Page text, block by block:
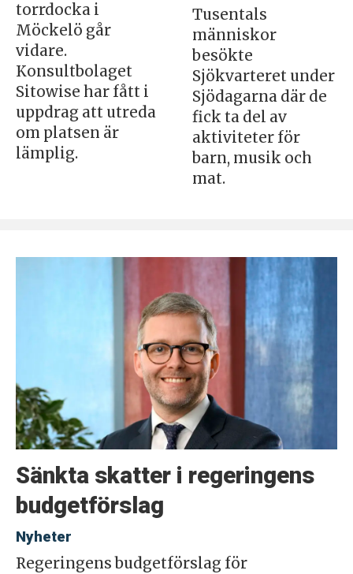
torrdocka i
Möckelö går
vidare.
Konsultbolaget
Sitowise har fått i
uppdrag att utreda
om platsen är
lämplig.
Tusentals
människor
besökte
Sjökvarteret under
Sjödagarna där de
fick ta del av
aktiviteter för
barn, musik och
mat.
Sänkta skatter i regeringens
budgetförslag
Nyheter
Regeringens budgetförslag för